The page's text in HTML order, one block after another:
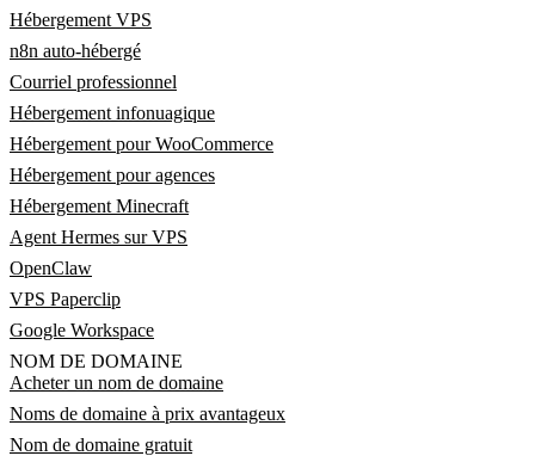
Hébergement VPS
n8n auto-hébergé
Courriel professionnel
Hébergement infonuagique
Hébergement pour WooCommerce
Hébergement pour agences
Hébergement Minecraft
Agent Hermes sur VPS
OpenClaw
VPS Paperclip
Google Workspace
NOM DE DOMAINE
Acheter un nom de domaine
Noms de domaine à prix avantageux
Nom de domaine gratuit